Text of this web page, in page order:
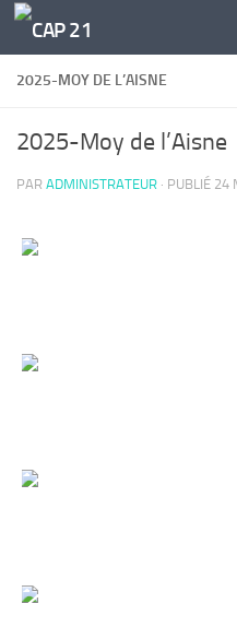
Skip to content
2025-MOY DE L’AISNE
2025-Moy de l’Aisne
PAR ADMINISTRATEUR · PUBLIÉ 24